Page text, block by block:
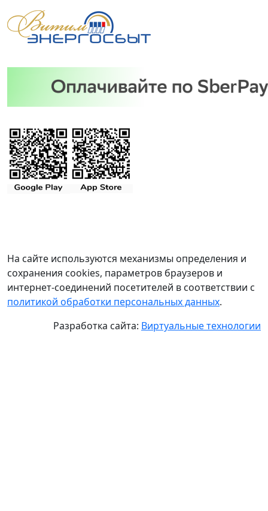
На сайте используются механизмы определения и
сохранения cookies, параметров браузеров и
интернет-соединений посетителей в соответствии с
политикой обработки персональных данных.
Разработка сайта: Виртуальные технологии